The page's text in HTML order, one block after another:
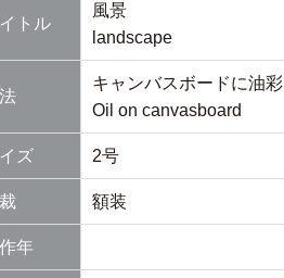
トル
風景
landscape
キャンバスボードに油彩
Oil on canvasboard
ズ 2号
額装
年